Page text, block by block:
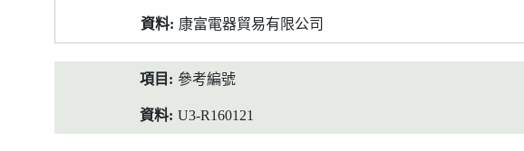
料
康富電器貿易有限公司
參考編號
U3-R160121